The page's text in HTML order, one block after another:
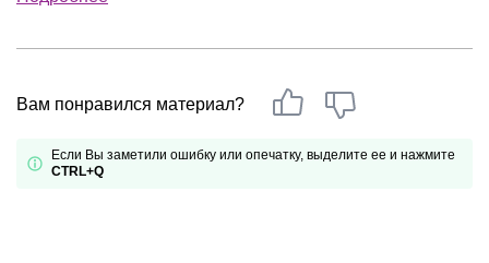
Вам понравился материал?
Если Вы заметили ошибку или опечатку, выделите ее и нажмите
CTRL+Q